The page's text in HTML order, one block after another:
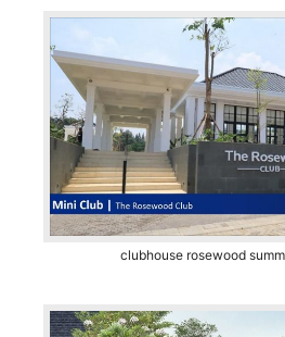
clubhouse rosewood